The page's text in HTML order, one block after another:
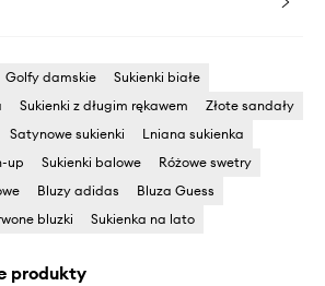
Golfy damskie
Sukienki białe
Sukienki z długim rękawem
Złote sandały
Satynowe sukienki
Lniana sukienka
up
Sukienki balowe
Różowe swetry
Bluzy adidas
Bluza Guess
bluzki Sukienka na lato
produkty